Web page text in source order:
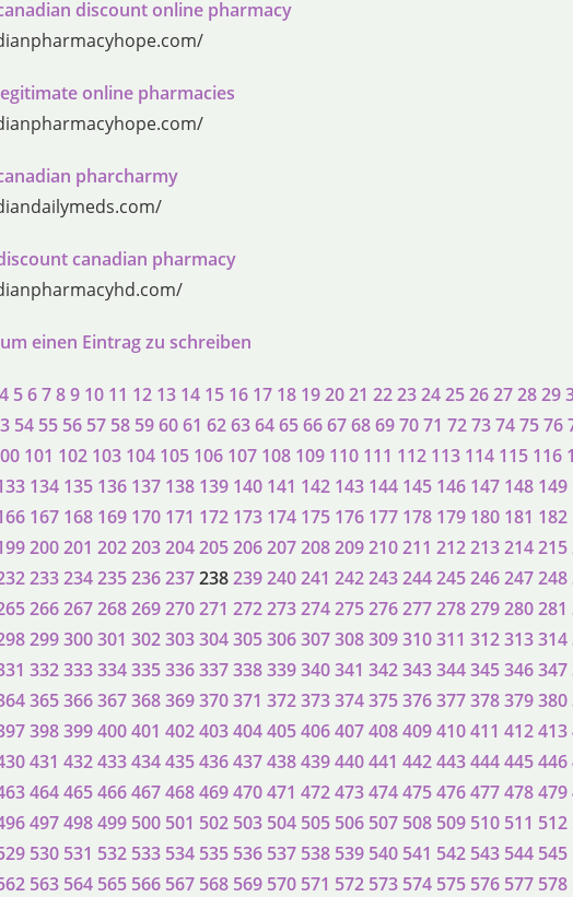
discount online pharmacy
online pharmacies
pharcharmy
canadian pharmacy
einen Eintrag zu schreiben
4 56789 10 11 12 13 14 15 16 17 18 192021 2223242526272829
54 55 56 57 58 596061 62636465666768697071 7273747576
101 102 103 104 105 106 107 108 109 110 111 112 113 114 115 116
134 135 136 137 138 139 140 141 142 143 144 145 146 147 148 149
167 168 169 170 171 172 173 174 175 176 177 178 179 180 181 182
200201 202203204205206207208209210211 212213214215
233234235236237238239240241 242243244245246247248
266267268269270271 272273274275276277278279280281
299300301 302303304305306307308309310311 312313314
332333334335336337338339340341 342343344345346347
365366367368369370371 372373374375376377378379380
398399400401 402403404405406407408409410411 412413
431 432433434435436437438439440441 442443444445446
464465466467468469470471 472473474475476477478479
497498499 500 501 502 503 504 505 506 507 508 509 510 511 512
530 531 532 533 534 535 536 537 538 539 540 541 542 543 544 545
563 564 565 566 567 568 569 570 571 572 573 574 575 576 577 578